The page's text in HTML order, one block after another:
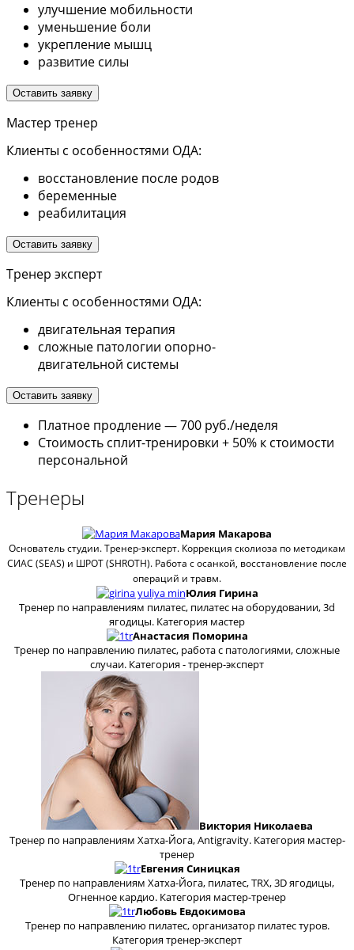
улучшение мобильности
уменьшение боли
укрепление мышц
развитие силы
Оставить заявку
Мастер тренер
Клиенты с особенностями ОДА:
восстановление после родов
беременные
реабилитация
Оставить заявку
Тренер эксперт
Клиенты с особенностями ОДА:
двигательная терапия
сложные патологии опорно-
двигательной системы
Оставить заявку
Платное продление — 700 руб./неделя
Стоимость сплит-тренировки + 50% к стоимости
персональной
Тренеры
Мария Макарова
Основатель студии. Тренер-эксперт. Коррекция сколиоза по методикам
СИАС (SЕAS) и ШРОТ (SHROTH). Работа с осанкой, восстановление после
операций и травм.
Юлия Гирина
Тренер по направлениям пилатес, пилатес на оборудовании, 3d
ягодицы. Категория мастер
Анастасия Поморина
Тренер по направлению пилатес, работа с патологиями, сложные
случаи. Категория - тренер-эксперт
Виктория Николаева
Тренер по направлениям Хатха-Йога, Antigravity. Категория мастер-
тренер
Евгения Синицкая
Тренер по направлениям Хатха-Йога, пилатес, TRX, 3D ягодицы,
Огненное кардио. Категория мастер-тренер
Любовь Евдокимова
Тренер по направлению пилатес, организатор пилатес туров.
Категория тренер-эксперт